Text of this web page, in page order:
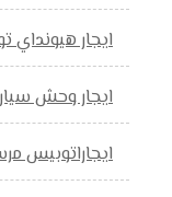
ايجار هيونداي
ايجار وحش سيارات4*4..استئجار
ايجاراتوبيس